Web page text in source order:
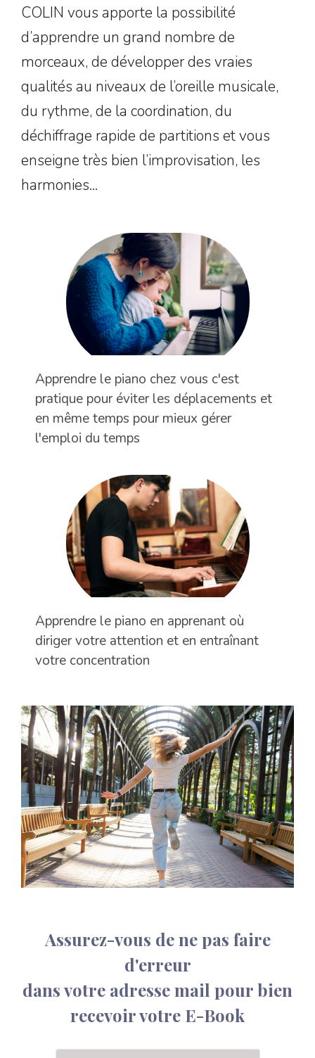
Assurez-vous de ne pas faire
d'erreur
dans votre adresse mail pour bien
recevoir votre E-Book
COLIN vous apporte la possibilité
d’apprendre un grand nombre de
morceaux, de développer des vraies
qualités au niveaux de l’oreille musicale,
du rythme, de la coordination, du
déchiffrage rapide de partitions et vous
enseigne très bien l’improvisation, les
harmonies...
Apprendre le piano chez vous c'est
pratique pour éviter les déplacements et
en même temps pour mieux gérer
l'emploi du temps
Apprendre le piano en apprenant où
diriger votre attention et en entraînant
votre concentration